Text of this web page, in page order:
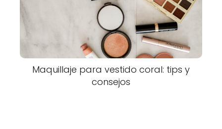
Maquillaje para vestido coral: tips y
consejos